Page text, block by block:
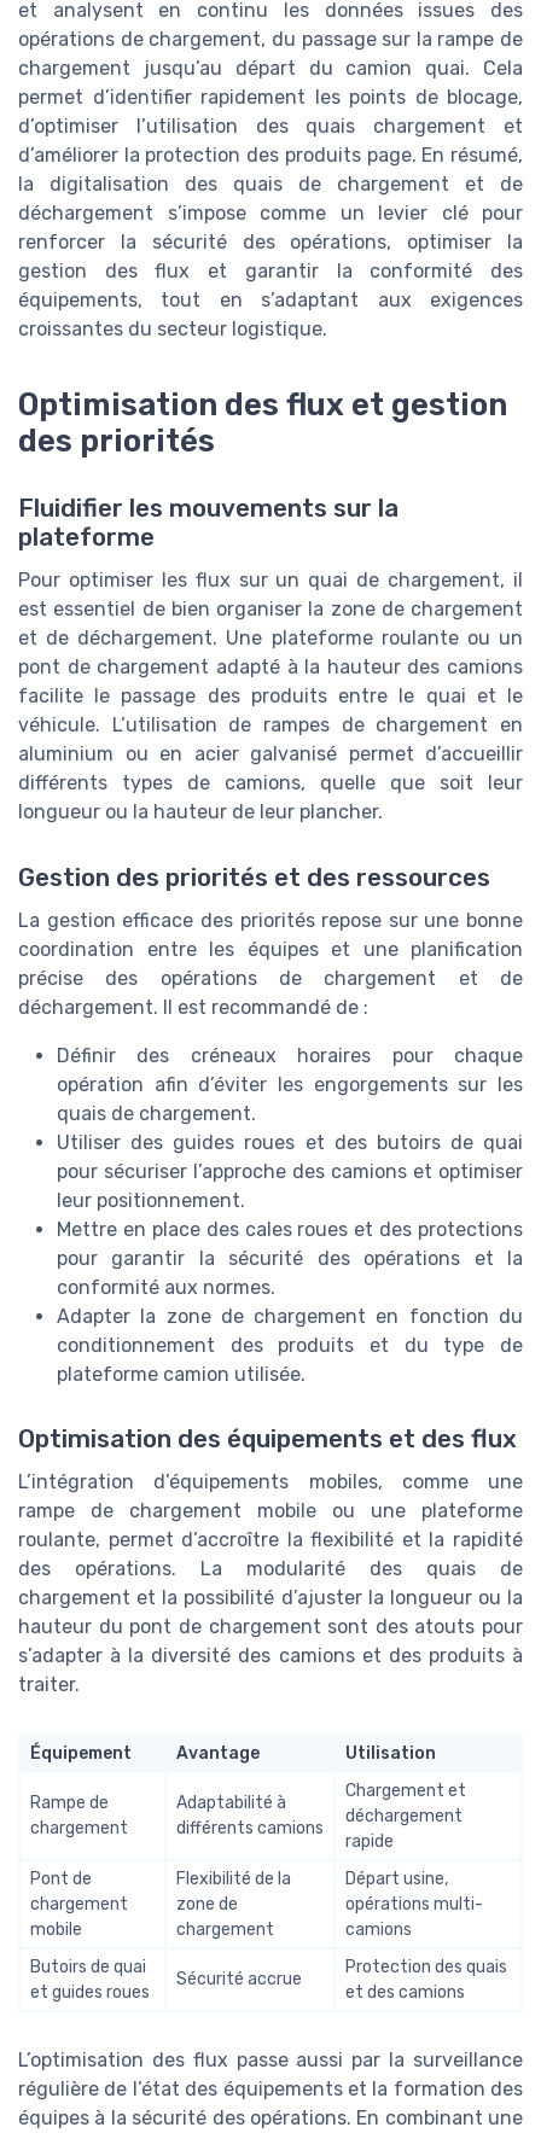
et analysent en continu les données issues des
opérations de chargement, du passage sur la rampe de
chargement jusqu’au départ du camion quai. Cela
permet d’identifier rapidement les points de blocage,
d’optimiser l’utilisation des quais chargement et
d’améliorer la protection des produits page. En résumé,
la digitalisation des quais de chargement et de
déchargement s’impose comme un levier clé pour
renforcer la sécurité des opérations, optimiser la
gestion des flux et garantir la conformité des
équipements, tout en s’adaptant aux exigences
croissantes du secteur logistique.
Optimisation des flux et gestion
des priorités
Fluidifier les mouvements sur la
plateforme
Pour optimiser les flux sur un quai de chargement, il
est essentiel de bien organiser la zone de chargement
et de déchargement. Une plateforme roulante ou un
pont de chargement adapté à la hauteur des camions
facilite le passage des produits entre le quai et le
véhicule. L’utilisation de rampes de chargement en
aluminium ou en acier galvanisé permet d’accueillir
différents types de camions, quelle que soit leur
longueur ou la hauteur de leur plancher.
Gestion des priorités et des ressources
La gestion efficace des priorités repose sur une bonne
coordination entre les équipes et une planification
précise des opérations de chargement et de
déchargement. Il est recommandé de :
Définir des créneaux horaires pour chaque
opération afin d’éviter les engorgements sur les
quais de chargement.
Utiliser des guides roues et des butoirs de quai
pour sécuriser l’approche des camions et optimiser
leur positionnement.
Mettre en place des cales roues et des protections
pour garantir la sécurité des opérations et la
conformité aux normes.
Adapter la zone de chargement en fonction du
conditionnement des produits et du type de
plateforme camion utilisée.
Optimisation des équipements et des flux
L’intégration d’équipements mobiles, comme une
rampe de chargement mobile ou une plateforme
roulante, permet d’accroître la flexibilité et la rapidité
des opérations. La modularité des quais de
chargement et la possibilité d’ajuster la longueur ou la
hauteur du pont de chargement sont des atouts pour
s’adapter à la diversité des camions et des produits à
traiter.
Équipement Avantage Utilisation
Rampe de
chargement
Adaptabilité à
différents camions
Chargement et
déchargement
rapide
Pont de
chargement
mobile
Flexibilité de la
zone de
chargement
Départ usine,
opérations multi-
camions
Butoirs de quai
et guides roues
Sécurité accrue
Protection des quais
et des camions
L’optimisation des flux passe aussi par la surveillance
régulière de l’état des équipements et la formation des
équipes à la sécurité des opérations. En combinant une